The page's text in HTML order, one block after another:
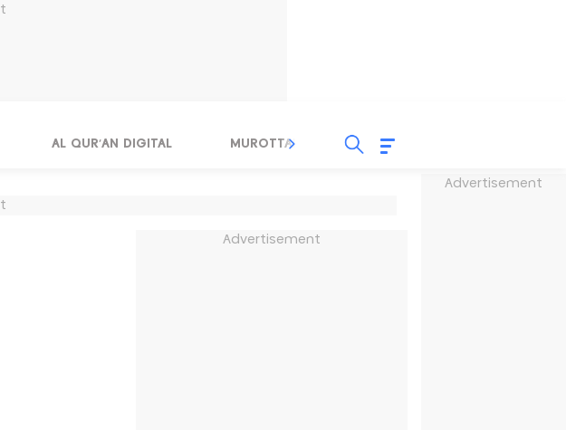
Advertisement
AL QUR'AN DIGITAL MUROTTAL TAUSYIAH
Advertisement